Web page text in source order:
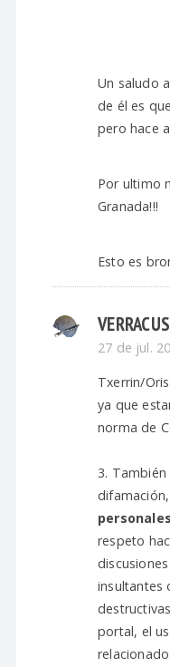
Un saludo
de él es
pero hace
Por ultimo
Granada!!!
Esto es
VERRACUS
27 de jul.
Txerrin/
ya que
norma de
3.
difamación,
respeto
insultantes
portal, el